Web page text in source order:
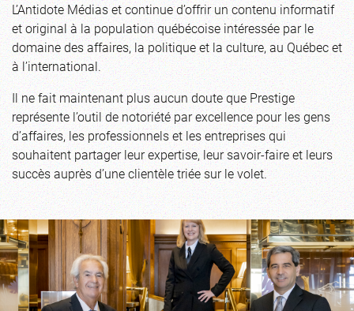
L’Antidote Médias et continue d’offrir un contenu informatif
et original à la population québécoise intéressée par le
domaine des affaires, la politique et la culture, au Québec et
à l’international.
Il ne fait maintenant plus aucun doute que Prestige
représente l’outil de notoriété par excellence pour les gens
d’affaires, les professionnels et les entreprises qui
souhaitent partager leur expertise, leur savoir-faire et leurs
succès auprès d’une clientèle triée sur le volet.